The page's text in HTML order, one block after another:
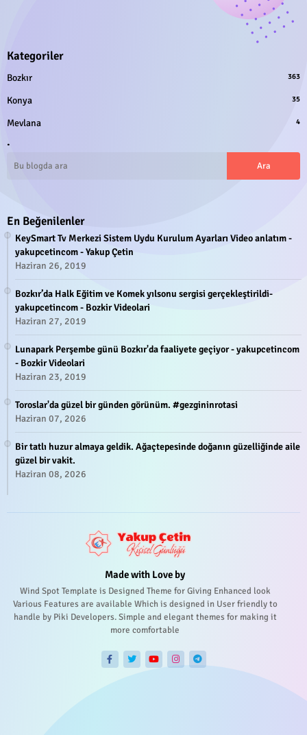
Kategoriler
Bozkır 363
Konya 35
Mevlana 4
.
En Beğenilenler
KeySmart Tv Merkezi Sistem Uydu Kurulum Ayarları Video anlatım -
yakupcetincom - Yakup Çetin
Haziran 26, 2019
Bozkır’da Halk Eğitim ve Komek yılsonu sergisi gerçekleştirildi-
yakupcetincom - Bozkir Videolari
Haziran 27, 2019
Lunapark Perşembe günü Bozkır'da faaliyete geçiyor - yakupcetincom
- Bozkir Videolari
Haziran 23, 2019
Toroslar'da güzel bir günden görünüm. #gezgininrotasi
Haziran 07, 2026
Bir tatlı huzur almaya geldik. Ağaçtepesinde doğanın güzelliğinde aile
güzel bir vakit.
Haziran 08, 2026
Made with Love by
Wind Spot Template is Designed Theme for Giving Enhanced look
Various Features are available Which is designed in User friendly to
handle by Piki Developers. Simple and elegant themes for making it
more comfortable